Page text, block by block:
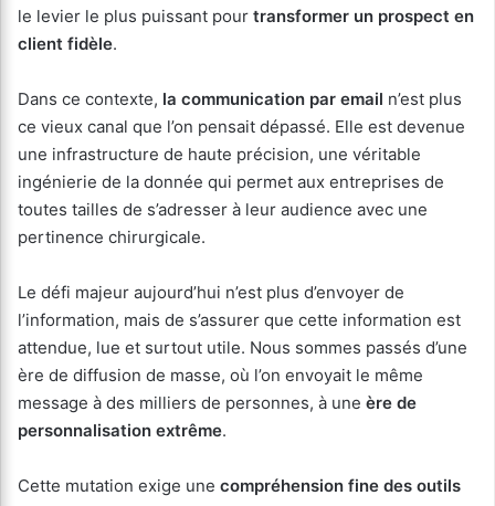
le levier le plus puissant pour transformer un prospect en
client fidèle.
Dans ce contexte, la communication par email n’est plus
ce vieux canal que l’on pensait dépassé. Elle est devenue
une infrastructure de haute précision, une véritable
ingénierie de la donnée qui permet aux entreprises de
toutes tailles de s’adresser à leur audience avec une
pertinence chirurgicale.
Le défi majeur aujourd’hui n’est plus d’envoyer de
l’information, mais de s’assurer que cette information est
attendue, lue et surtout utile. Nous sommes passés d’une
ère de diffusion de masse, où l’on envoyait le même
message à des milliers de personnes, à une ère de
personnalisation extrême.
Cette mutation exige une compréhension fine des outils